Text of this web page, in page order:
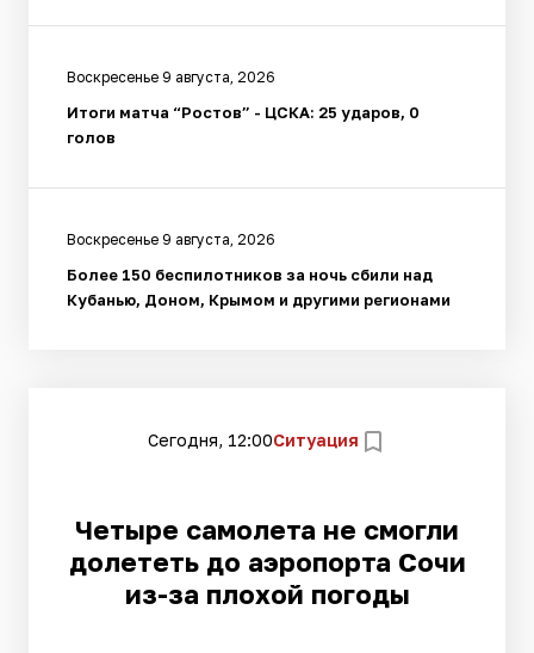
Воскресенье 9 августа, 2026
Итоги матча “Ростов” - ЦСКА: 25 ударов, 0
голов
Воскресенье 9 августа, 2026
Более 150 беспилотников за ночь сбили над
Кубанью, Доном, Крымом и другими регионами
Сегодня, 12:00Ситуация
Четыре самолета не смогли
долететь до аэропорта Сочи
из-за плохой погоды